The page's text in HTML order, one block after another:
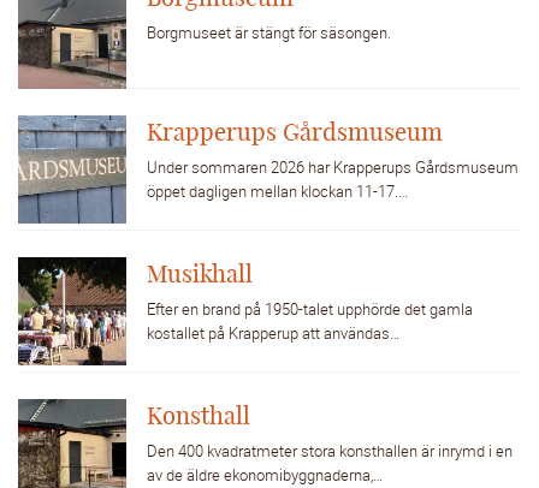
Borgmuseet är stängt för säsongen.
Krapperups Gårdsmuseum
Under sommaren 2026 har Krapperups Gårdsmuseum
öppet dagligen mellan klockan 11-17.…
Musikhall
Efter en brand på 1950-talet upphörde det gamla
kostallet på Krapperup att användas…
Konsthall
Den 400 kvadratmeter stora konsthallen är inrymd i en
av de äldre ekonomibyggnaderna,…